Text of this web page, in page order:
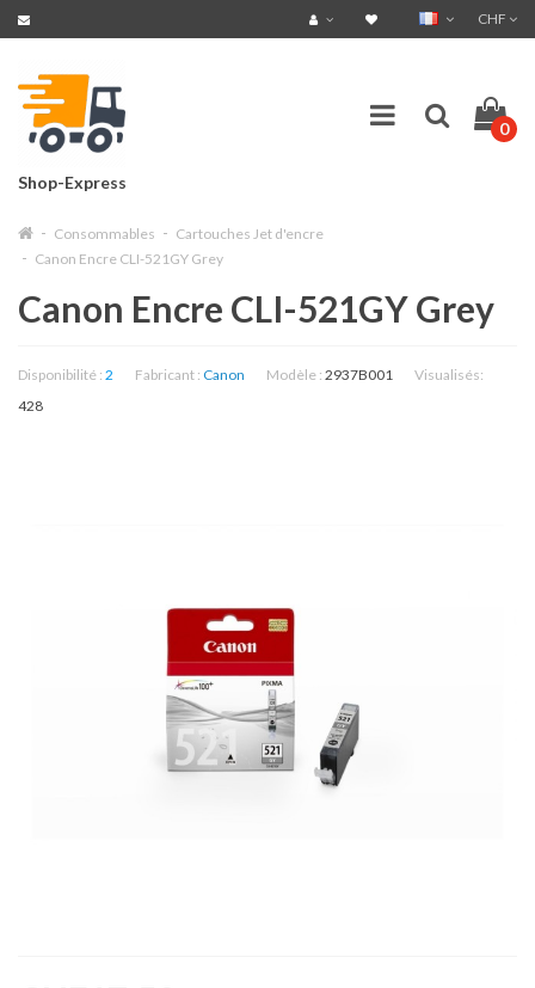
CHF
Shop-Express
0
Consommables
Cartouches Jet d'encre
Canon Encre CLI-521GY Grey
Canon Encre CLI-521GY Grey
Disponibilité : 2 Fabricant : Canon Modèle : 2937B001
Visualisés:
428